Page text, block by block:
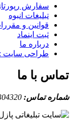
سفارش رپورتاژ
تبلیغات انبوه
قوانین و مقررات
ثبت اینماد
درباره ما
طراحی سایت :
با ما
تماس: